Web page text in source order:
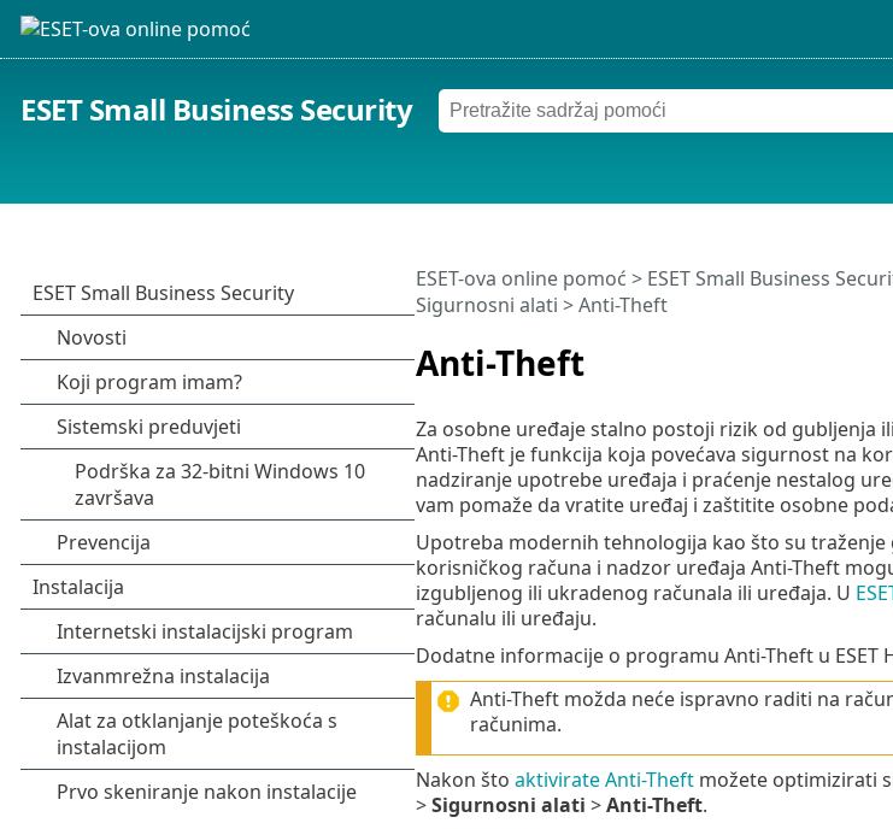
ESET Small Business Security
Anti-Theft
ESET-ova online pomoć > ESET Small Business
Sigurnosni alati > Anti-Theft
Za osobne uređaje stalno postoji rizik od gubljenja
Anti-Theft je funkcija koja povećava sigurnost na
nadziranje upotrebe uređaja i praćenje nestalog
vam pomaže da vratite uređaj i zaštitite osobne
Upotreba modernih tehnologija kao što su
korisničkog računa i nadzor uređaja Anti-Theft
izgubljenog ili ukradenog računala ili uređaja. U
računalu ili uređaju.
Dodatne informacije o programu Anti-Theft u
Anti-Theft možda neće ispravno raditi na
računima.
Nakon što aktivirate Anti-Theftmožete optimizirati
>Sigurnosni alati >Anti-Theft.